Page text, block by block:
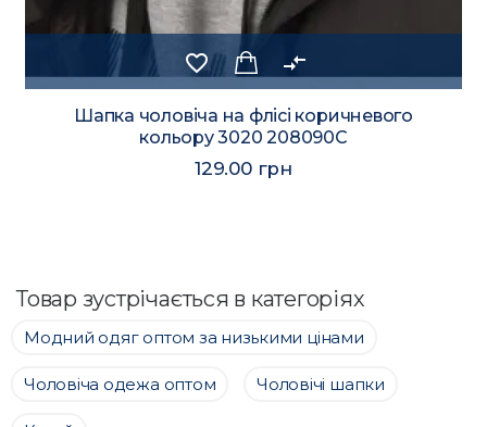
favorite_border compare_arrows
Шапка чоловіча на флісі коричневого
кольору 3020 208090C
129.00 грн
Товар зустрічається в категоріях
Модний одяг оптом за низькими цінами
Чоловіча одежа оптом Чоловічі шапки